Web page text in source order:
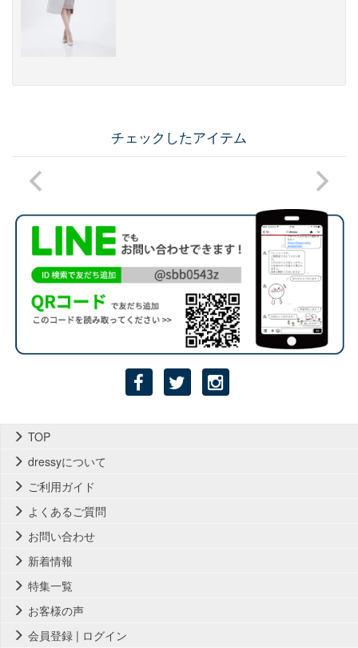
チェックしたアイテム
TOP
dressyについて
ご利用ガイド
よくあるご質問
お問い合わせ
新着情報
特集一覧
お客様の声
会員登録 | ログイン